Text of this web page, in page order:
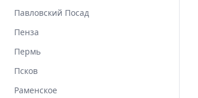
Павловский Посад
Пенза
Пермь
Псков
Раменское